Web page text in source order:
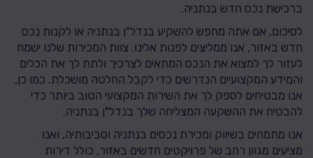
ברכישת נכס חדש בנתניה.
לסיכום, אם אתה מחפש להשקיע בנדל"ן בנתניה או לקנות נכס
חדש באזור, אנו ממליצים לפנות אלינו. צוות המכירות שלנו ישמח
לעזור לך למצוא את הנכס המתאים לצרכיך ולתת לך את הכלים
והמידע המקצועיים הנדרשים כדי לקבל החלטה מושכלת. כמו כן,
אנו מבטיחים לספק לך את השירות המקצועי הטוב ביותר כדי
להבטיח את ההשקעה המצליחה שלך בנדל"ן בנתניה.
אנו מתמחים בשיווק ומכירת נכסים בנתניה וסביבותיה, ואנו
מציעים מגוון רחב של פרויקטים חדשים באזור, כולל דירות